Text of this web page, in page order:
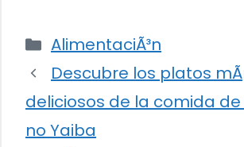
Categorías
AlimentaciÃ³n
Descubre los platos
deliciosos de la comida de
no Yaiba